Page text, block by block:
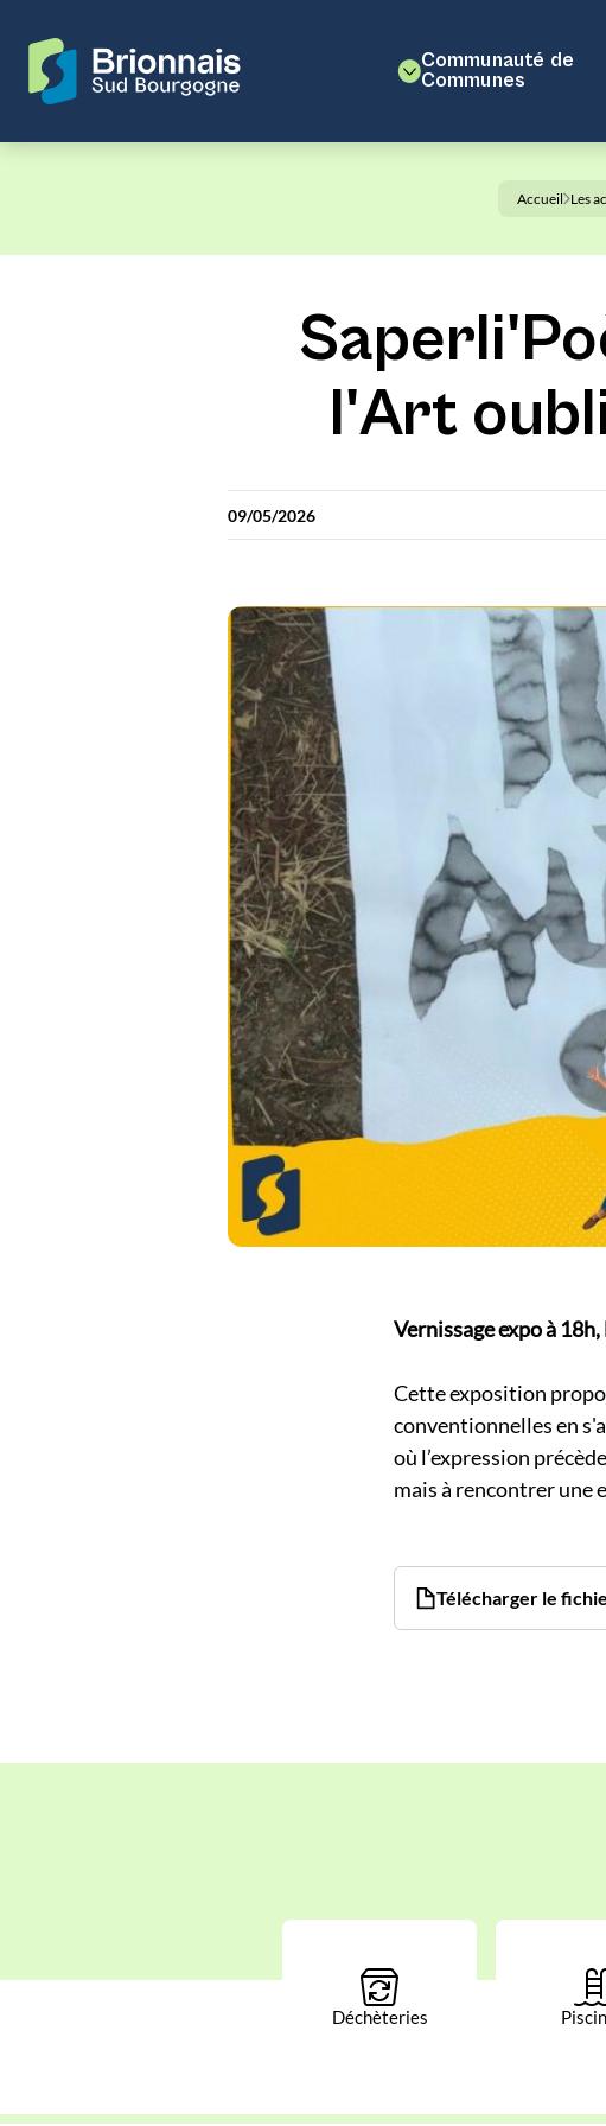
Communauté de
Communes
Accueil Les
l'Art
09/05/2026
Vernissage expo à
Cette exposition
conventionnelles en
où l’expression
mais à rencontrer une
Télécharger le
Déchèteries